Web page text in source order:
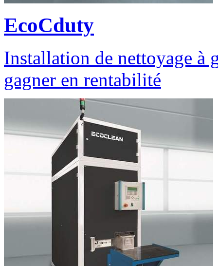
EcoCduty
Installation de nettoyage à
gagner en rentabilité